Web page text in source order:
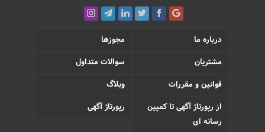
درباره ما
مجوزها
مشتریان
سوالات متداول
قوانین و مقررات
وبلاگ
از رپورتاژ آگهی تا کمپین
رسانه ای
رپورتاژ آگهی